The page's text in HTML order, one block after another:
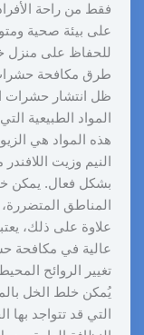
فقط من راحة
على بيئة صحية
للحفاظ على منزل
طرق مكافحة حشرات
ظل انتشار حشرات
المواد الطبيعية
هذه المواد هي
النيم وزيت
بشكل فعال. يمكن
المناطق
علاوة على ذلك،
عالية في مكافحة
تغيير الروائح
يُمكن خلط الخل
التي قد تتواجد